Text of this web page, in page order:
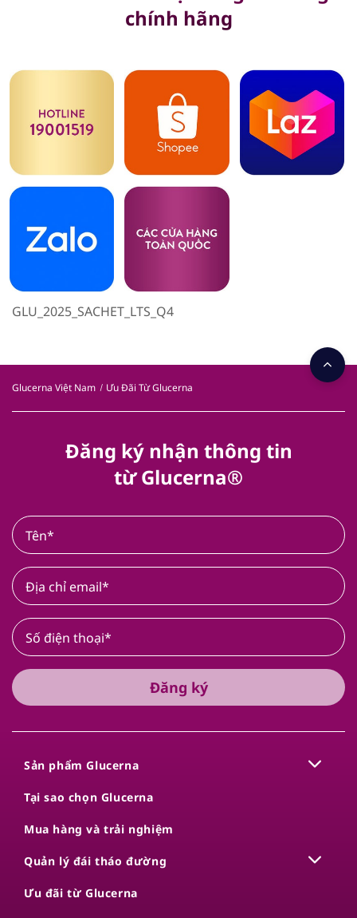
chính hãng
GLU_2025_SACHET_LTS_Q4​
Glucerna Việt Nam Ưu Đãi Từ Glucerna
Đăng ký nhận thông tin
từ Glucerna®
Đăng ký
Sản phẩm Glucerna
Tại sao chọn Glucerna​
Mua hàng và trải nghiệm
Quản lý đái tháo đường
Ưu đãi từ Glucerna